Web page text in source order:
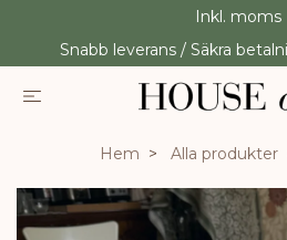
Inkl. moms
Snabb leverans / Säkra
Hem Alla produkter